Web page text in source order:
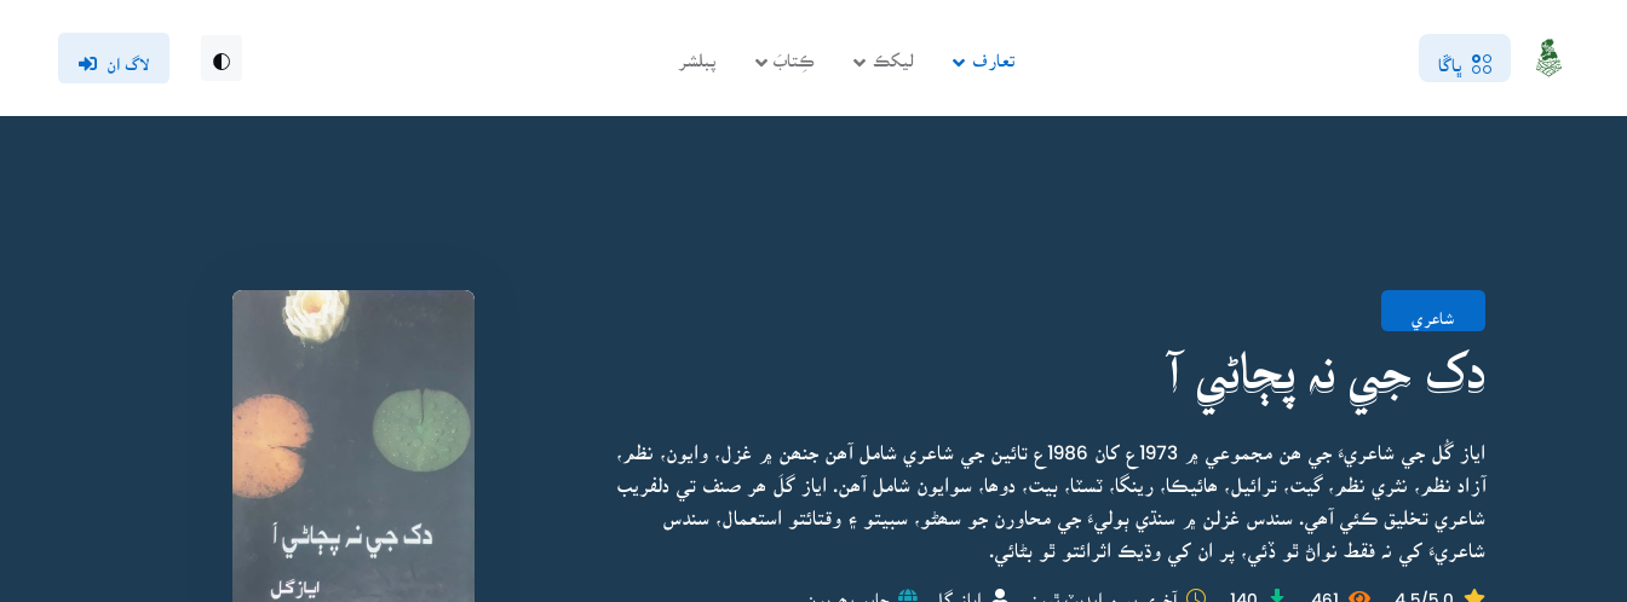
ڀاڱا تعارف ليکڪ ڪِتابَ پبلشر لاگ ان
شاعري
دک جي نہ پڄاڻي آ
اياز گُل جي شاعريءَ جي ھن مجموعي ۾ 1973ع کان 1986ع تائين جي شاعري شامل آھن جنھن ۾ غزل، وايون، نظم،
آزاد نظم، نثري نظم، گيت، ترائيل، ھائيڪا، رينگا، ٽسٽا، بيت، دوھا، سوايون شامل آھن. اياز گلَ ھر صنف تي دلفريب
شاعري تخليق ڪئي آھي. سندس غزلن ۾ سنڌي ٻوليءَ جي محاورن جو سھڻو، سبيتو ۽ وقتائتو استعمال، سندس
شاعريءَ کي نہ فقط نواڻ ٿو ڏئي، پر ان کي وڌيڪ اثرائتو ٿو بڻائي.
4.5/5.0
461
140 آخري ڀيرو اپڊيٽ ٿيو: اياز گل ڇاپو پھريون